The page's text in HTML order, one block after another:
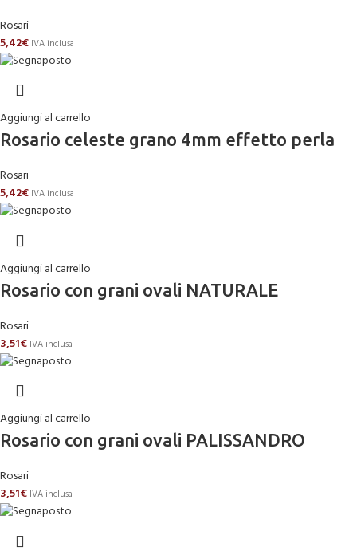
Rosari
5,42€ IVA inclusa
Aggiungi al carrello
Rosario celeste grano 4mm effetto perla
Rosari
5,42€ IVA inclusa
Aggiungi al carrello
Rosario con grani ovali NATURALE
Rosari
3,51€ IVA inclusa
Aggiungi al carrello
Rosario con grani ovali PALISSANDRO
Rosari
3,51€ IVA inclusa